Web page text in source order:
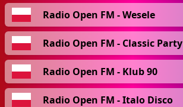
Radio Open FM - Wesele
Radio Open FM - Classic Party
Radio Open FM - Klub 90
Radio Open FM - Italo Disco